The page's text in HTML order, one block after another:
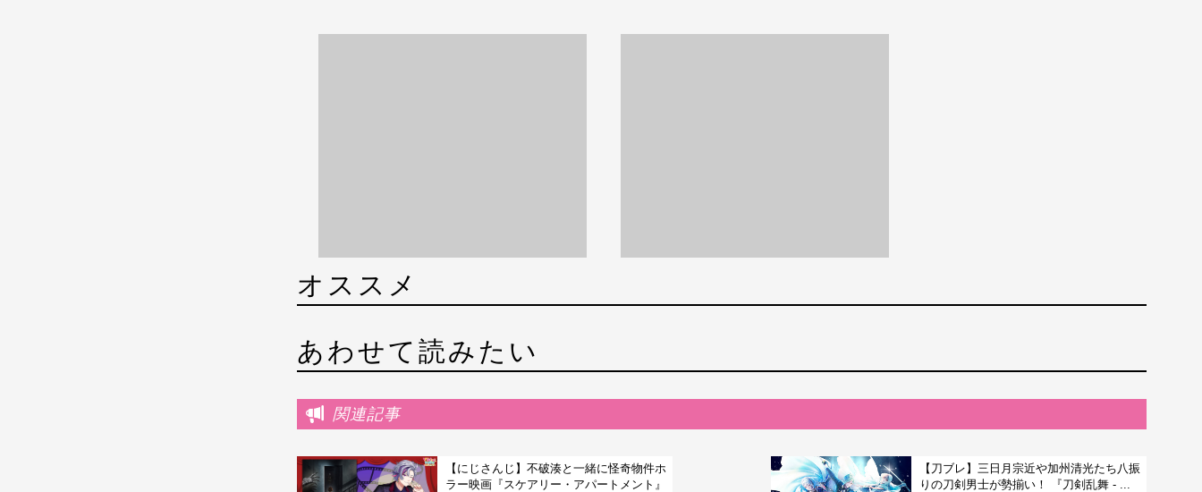
オススメ
あわせて読みたい
関連記事
【にじさんじ】不破湊と一緒に怪奇物件ホ
ラー映画『スケアリー・アパートメント』
【刀ブレ】三日月宗近や加州清光たち八振
りの刀剣男士が勢揃い！ 『刀剣乱舞 - ...